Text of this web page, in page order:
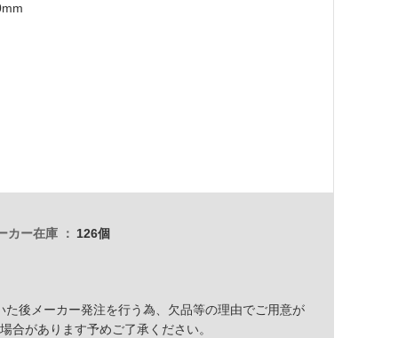
カー在庫 126個
た後メーカー発注を行う為、欠品等の理由でご用意が
合があります予めご了承ください。